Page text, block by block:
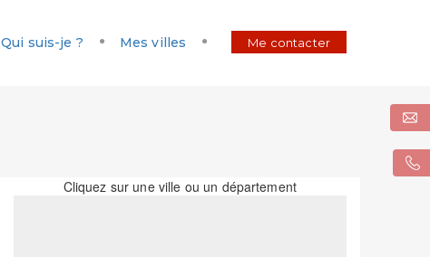
Qui suis-je ? Mes villes Me contacter
Cliquez sur une ville ou un département